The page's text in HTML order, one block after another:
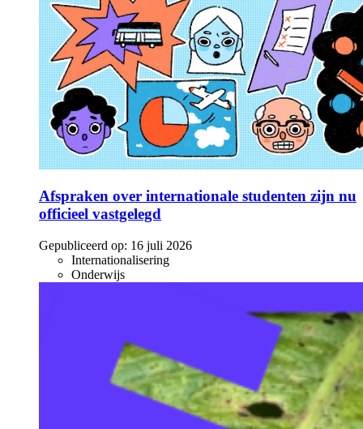
Afspraken over internationale studenten zijn nu
officieel vastgelegd
Gepubliceerd op: 16 juli 2026
Internationalisering
Onderwijs